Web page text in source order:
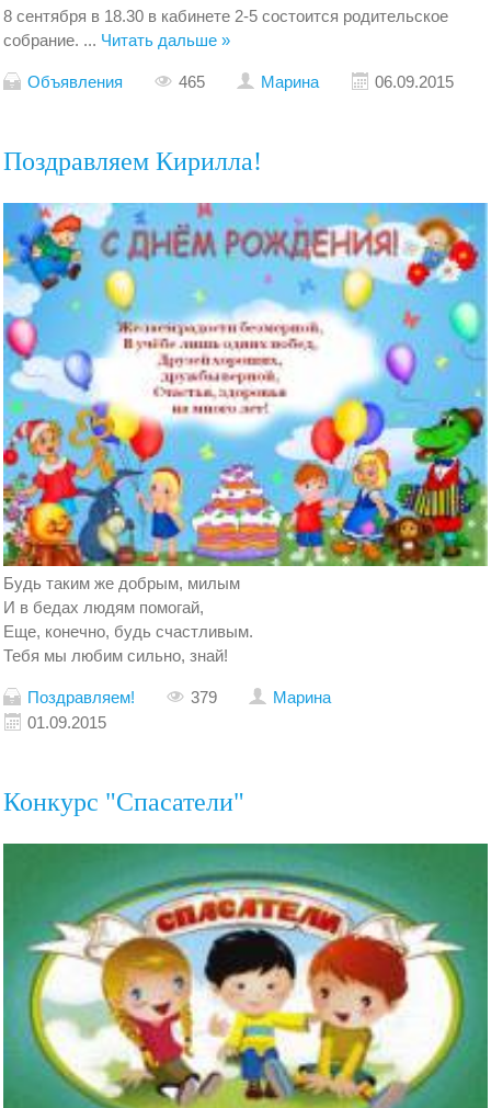
8 сентября в 18.30 в кабинете 2-5 состоится родительское
собрание. ... Читать дальше »
Объявления 465 Марина 06.09.2015
Поздравляем Кирилла!
Будь таким же добрым, милым
И в бедах людям помогай,
Еще, конечно, будь счастливым.
Тебя мы любим сильно, знай!
Поздравляем! 379
Марина
01.09.2015
Конкурс "Спасатели"